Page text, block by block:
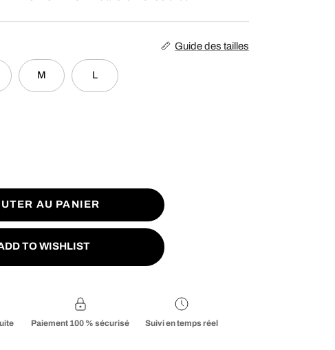
Guide des tailles
M L
AU PANIER
TO WISHLIST
Paiement 100 % sécurisé Suivi en temps réel